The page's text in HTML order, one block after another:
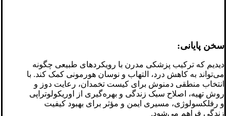
سخن پایانی:
دیدیم که ترکیب پزشکی مدرن با رویکردهای طبیعی چگونه
می‌تواند به کاهش درد، التهاب و نوسان هورمونی کمک کند. با
انتخاب منطقی دمنوش برای کیست تخمدان، رعایت دوز و
روش تهیه، اصلاح سبک زندگی و بهره‌گیری از اوریکولوتراپی
و رفلکسولوژی، مسیری ایمن و مؤثر برای بهبود کیفیت
زندگی فراهم می‌شود.